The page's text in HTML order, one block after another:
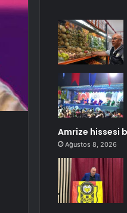
Amrize hissesi
Ağustos 8, 2026